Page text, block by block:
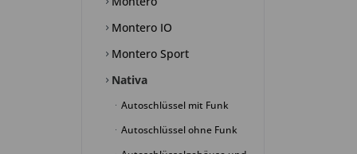
Montero IO
Montero Sport
Nativa
Autoschlüssel mit Funk
Autoschlüssel ohne Funk